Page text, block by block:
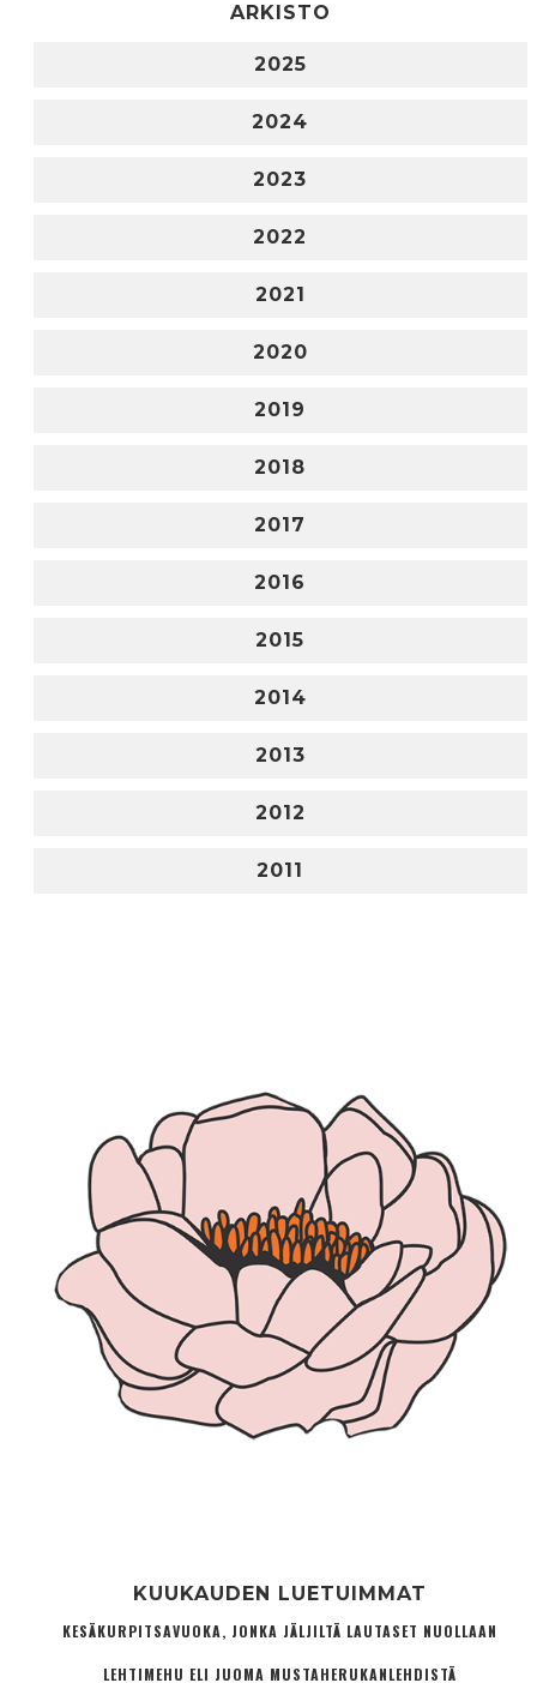
ARKISTO
2025
2024
2023
2022
2021
2020
2019
2018
2017
2016
2015
2014
2013
2012
2011
KUUKAUDEN LUETUIMMAT
KESÄKURPITSAVUOKA, JONKA JÄLJILTÄ LAUTASET NUOLLAAN
LEHTIMEHU ELI JUOMA MUSTAHERUKANLEHDISTÄ